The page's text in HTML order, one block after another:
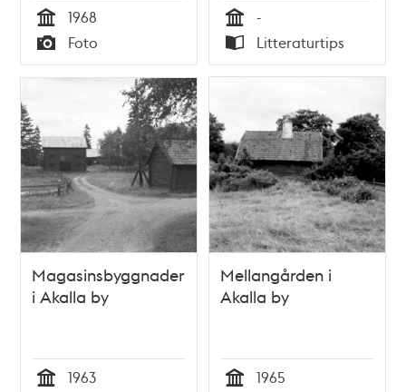
Tid
1968
Typ
Foto Tid
-
Typ
Litteraturtips
Magasinsbyggnader
i Akalla by
1963
Mellangården i
Akalla by
1965